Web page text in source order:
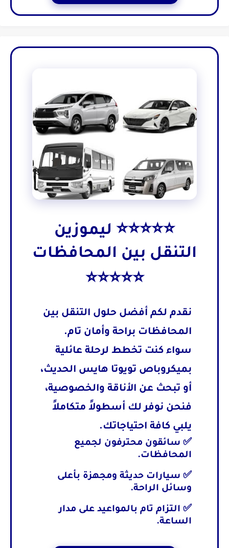
⭐⭐⭐⭐⭐ ليموزين
التنقل بين المحافظات
⭐⭐⭐⭐⭐
نقدم لكم أفضل حلول التنقل بين
المحافظات براحة وأمان تام.
سواء كنت تخطط لرحلة عائلية
بميكروباص تويوتا هايس الحديث،
أو تبحث عن الأناقة والخصوصية،
فنحن نوفر لك أسطولاً متكاملاً
يلبي كافة احتياجاتك.
✅ سائقون محترفون لجميع
المحافظات.
✅ سيارات حديثة ومجهزة بأعلى
وسائل الراحة.
✅ التزام تام بالمواعيد على مدار
الساعة.